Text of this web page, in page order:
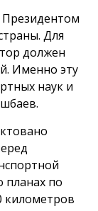
Президентом
Для
должен
Именно эту
наук и
планах по
километров